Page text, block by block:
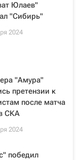
Юлаев"
"Сибирь"
2024
"Амура"
претензии к
после матча
СКА
2024
победил